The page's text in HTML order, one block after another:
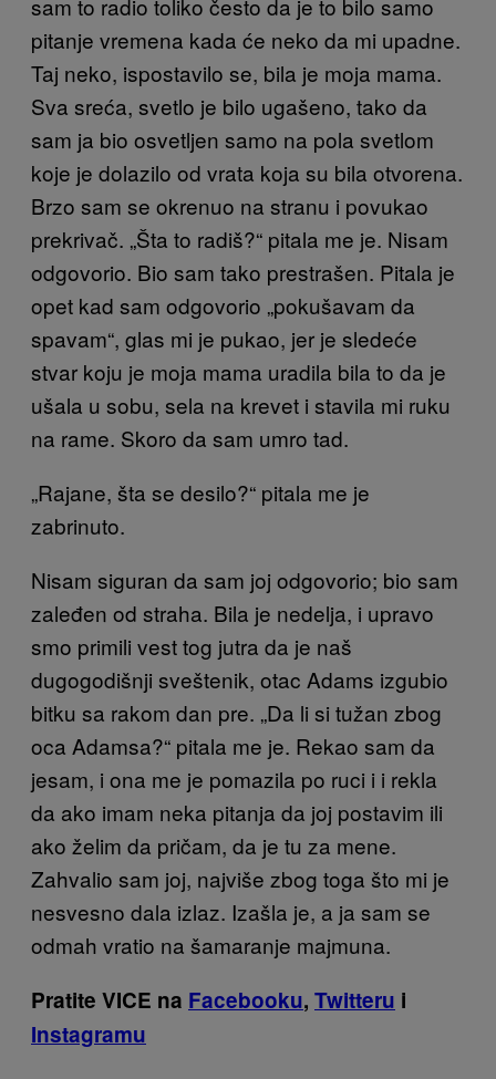
pitanje vremena kada će neko da mi upadne.
Taj neko, ispostavilo se, bila je moja mama.
Sva sreća, svetlo je bilo ugašeno, tako da
sam ja bio osvetljen samo na pola svetlom
koje je dolazilo od vrata koja su bila otvorena.
Brzo sam se okrenuo na stranu i povukao
prekrivač. „Šta to radiš?“ pitala me je. Nisam
odgovorio. Bio sam tako prestrašen. Pitala je
opet kad sam odgovorio „pokušavam da
spavam“, glas mi je pukao, jer je sledeće
stvar koju je moja mama uradila bila to da je
ušala u sobu, sela na krevet i stavila mi ruku
na rame. Skoro da sam umro tad.
„Rajane, šta se desilo?“ pitala me je
zabrinuto.
Nisam siguran da sam joj odgovorio; bio sam
zaleđen od straha. Bila je nedelja, i upravo
smo primili vest tog jutra da je naš
dugogodišnji sveštenik, otac Adams izgubio
bitku sa rakom dan pre. „Da li si tužan zbog
oca Adamsa?“ pitala me je. Rekao sam da
jesam, i ona me je pomazila po ruci i i rekla
da ako imam neka pitanja da joj postavim ili
ako želim da pričam, da je tu za mene.
Zahvalio sam joj, najviše zbog toga što mi je
nesvesno dala izlaz. Izašla je, a ja sam se
odmah vratio na šamaranje majmuna.
Pratite VICE na Facebooku, Twitteru i
Instagramu